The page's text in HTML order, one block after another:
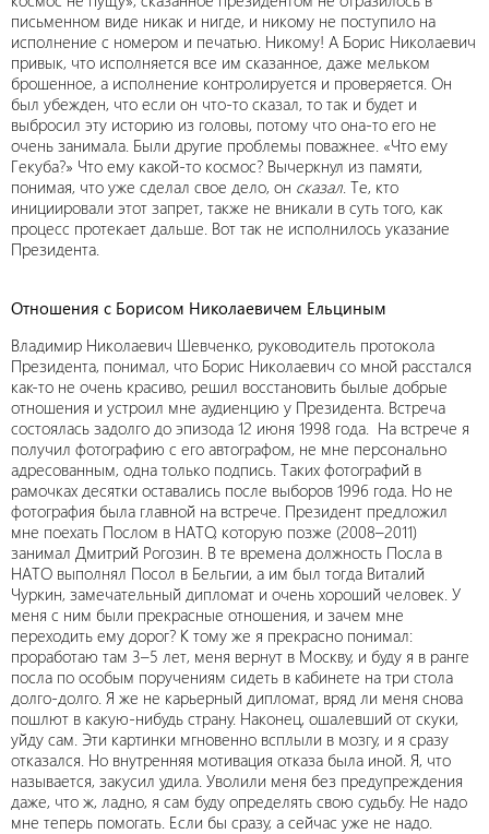
письменном виде никак и нигде, и никому не поступило на
исполнение с номером и печатью. Никому! А Борис Николаевич
привык, что исполняется все им сказанное, даже мельком
брошенное, а исполнение контролируется и проверяется. Он
был убежден, что если он что-то сказал, то так и будет и
выбросил эту историю из головы, потому что она-то его не
очень занимала. Были другие проблемы поважнее. «Что ему
Гекуба?» Что ему какой-то космос? Вычеркнул из памяти,
понимая, что уже сделал свое дело, он сказал. Те, кто
инициировали этот запрет, также не вникали в суть того, как
процесс протекает дальше. Вот так не исполнилось указание
Президента.
Отношения с Борисом Николаевичем Ельциным
Владимир Николаевич Шевченко, руководитель протокола
Президента, понимал, что Борис Николаевич со мной расстался
как-то не очень красиво, решил восстановить былые добрые
отношения и устроил мне аудиенцию у Президента. Встреча
состоялась задолго до эпизода 12 июня 1998 года. На встрече я
получил фотографию с его автографом, не мне персонально
адресованным, одна только подпись. Таких фотографий в
рамочках десятки оставались после выборов 1996 года. Но не
фотография была главной на встрече. Президент предложил
мне поехать Послом в НАТО, которую позже (2008–2011)
занимал Дмитрий Рогозин. В те времена должность Посла в
НАТО выполнял Посол в Бельгии, а им был тогда Виталий
Чуркин, замечательный дипломат и очень хороший человек. У
меня с ним были прекрасные отношения, и зачем мне
переходить ему дорог? К тому же я прекрасно понимал:
проработаю там 3–5 лет, меня вернут в Москву, и буду я в ранге
посла по особым поручениям сидеть в кабинете на три стола
долго-долго. Я же не карьерный дипломат, вряд ли меня снова
пошлют в какую-нибудь страну. Наконец, ошалевший от скуки,
уйду сам. Эти картинки мгновенно всплыли в мозгу, и я сразу
отказался. Но внутренняя мотивация отказа была иной. Я, что
называется, закусил удила. Уволили меня без предупреждения
даже, что ж, ладно, я сам буду определять свою судьбу. Не надо
мне теперь помогать. Если бы сразу, а сейчас уже не надо.